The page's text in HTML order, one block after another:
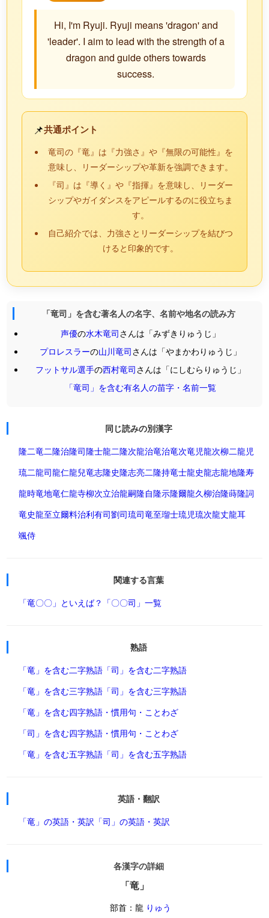
Hi, I'm Ryuji. Ryuji means 'dragon' and
'leader'. I aim to lead with the strength of a
dragon and guide others towards
success.
📌共通ポイント
竜司の『竜』は『力強さ』や『無限の可能性』を
意味し、リーダーシップや革新を強調できます。
『司』は『導く』や『指揮』を意味し、リーダー
シップやガイダンスをアピールするのに役立ちま
す。
自己紹介では、力強さとリーダーシップを結びつ
けると印象的です。
「竜司」を含む著名人の名字、名前や地名の読み方
声優の水木竜司さんは「みずきりゅうじ」
プロレスラーの山川竜司さんは「やまかわりゅうじ」
フットサル選手の西村竜司さんは「にしむらりゅうじ」
「竜司」を含む有名人の苗字・名前一覧
同じ読みの別漢字
隆二竜二隆治隆司隆士龍二隆次龍治竜治竜次竜児龍次柳二龍児
琉二龍司龍仁龍兒竜志隆史隆志亮二隆持竜士龍史龍志龍地隆寿
龍時竜地竜仁龍寺柳次立治龍嗣隆自隆示隆爾龍久柳治隆蒔隆詞
竜史龍至立爾料治利有司劉司琉司竜至瑠士琉児琉次龍丈龍耳
颯侍
関連する言葉
「竜〇〇」といえば？ 「〇〇司」一覧
熟語
「竜」を含む二字熟語 「司」を含む二字熟語
「竜」を含む三字熟語 「司」を含む三字熟語
「竜」を含む四字熟語・慣用句・ことわざ
「司」を含む四字熟語・慣用句・ことわざ
「竜」を含む五字熟語 「司」を含む五字熟語
英語・翻訳
「竜」の英語・英訳 「司」の英語・英訳
各漢字の詳細
「竜」
部首：龍 りゅう